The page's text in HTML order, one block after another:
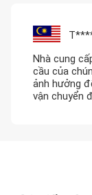
Nhà cung
cầu của
ảnh hưởng
vận chuyển